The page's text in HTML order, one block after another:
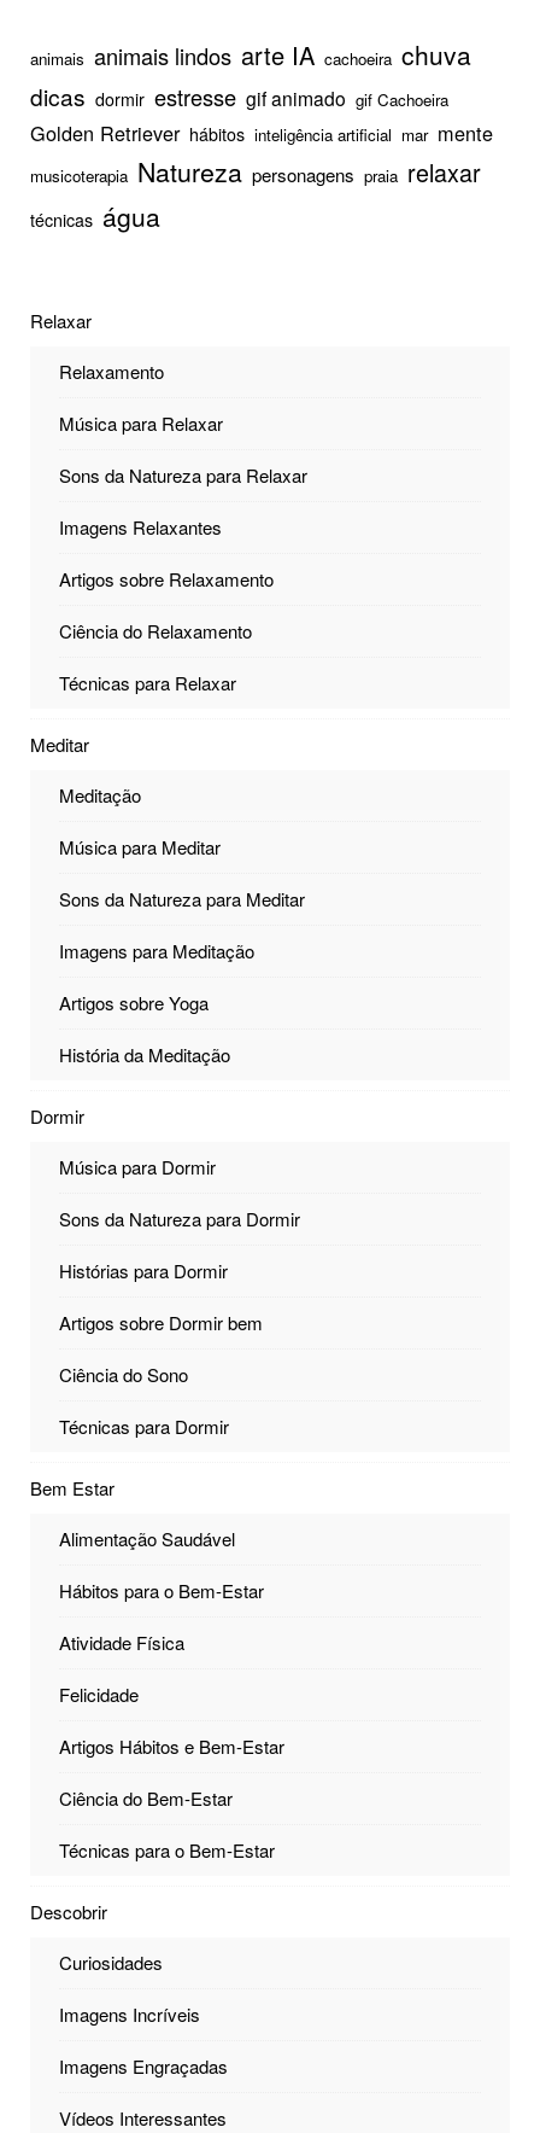
animais animais lindos arte IA cachoeira chuva
dicas dormir estresse gif animado gif Cachoeira
Golden Retriever hábitos inteligência artificial mar mente
musicoterapia Natureza personagens praia relaxar
técnicas água
Relaxar
Relaxamento
Música para Relaxar
Sons da Natureza para Relaxar
Imagens Relaxantes
Artigos sobre Relaxamento
Ciência do Relaxamento
Técnicas para Relaxar
Meditar
Meditação
Música para Meditar
Sons da Natureza para Meditar
Imagens para Meditação
Artigos sobre Yoga
História da Meditação
Dormir
Música para Dormir
Sons da Natureza para Dormir
Histórias para Dormir
Artigos sobre Dormir bem
Ciência do Sono
Técnicas para Dormir
Bem Estar
Alimentação Saudável
Hábitos para o Bem-Estar
Atividade Física
Felicidade
Artigos Hábitos e Bem-Estar
Ciência do Bem-Estar
Técnicas para o Bem-Estar
Descobrir
Curiosidades
Imagens Incríveis
Imagens Engraçadas
Vídeos Interessantes